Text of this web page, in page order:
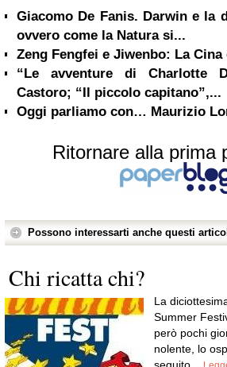
Giacomo De Fanis. Darwin e la
ovvero come la Natura si...
Zeng Fengfei e Jiwenbo: La Cina
“Le avventure di Charlotte
Castoro; “Il piccolo capitano”,...
Oggi parliamo con… Maurizio
Ritornare alla prima
Possono interessarti anche questi
Chi ricatta chi?
La
Summer
però pochi
nolente, lo